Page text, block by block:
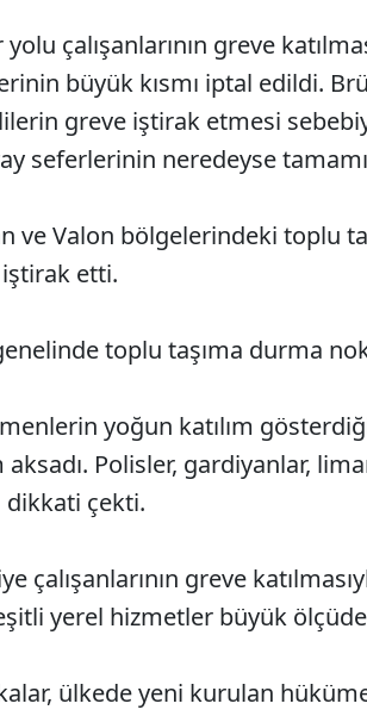
çalışanlarının greve
büyük kısmı iptal edildi.
greve iştirak etmesi
seferlerinin neredeyse
ve Valon bölgelerindeki toplu
etti.
toplu taşıma durma
yoğun katılım
aksadı. Polisler, gardiyanlar,
dikkati çekti.
çalışanlarının greve
yerel hizmetler büyük ölçüde
ülkede yeni kurulan